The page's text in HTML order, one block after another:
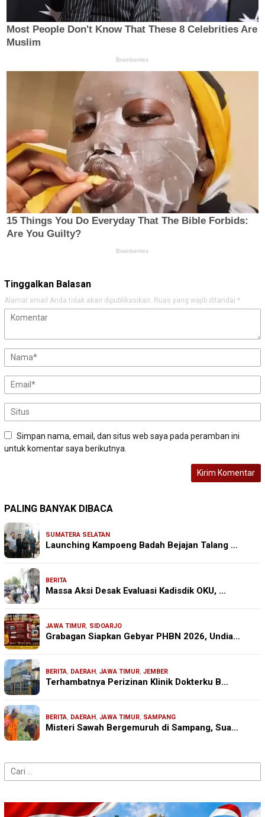
Tinggalkan Balasan
Alamat email Anda tidak akan dipublikasikan. Ruas yang wajib ditandai *
Simpan nama, email, dan situs web saya pada peramban ini
untuk komentar saya berikutnya.
PALING BANYAK DIBACA
SUMATERA SELATAN
Launching Kampoeng Badah Bejajan Talang …
BERITA
Massa Aksi Desak Evaluasi Kadisdik OKU, …
JAWA TIMUR, SIDOARJO
Grabagan Siapkan Gebyar PHBN 2026, Undia…
BERITA, DAERAH, JAWA TIMUR, JEMBER
Terhambatnya Perizinan Klinik Dokterku B…
BERITA, DAERAH, JAWA TIMUR, SAMPANG
Misteri Sawah Bergemuruh di Sampang, Sua…
Cari
untuk: